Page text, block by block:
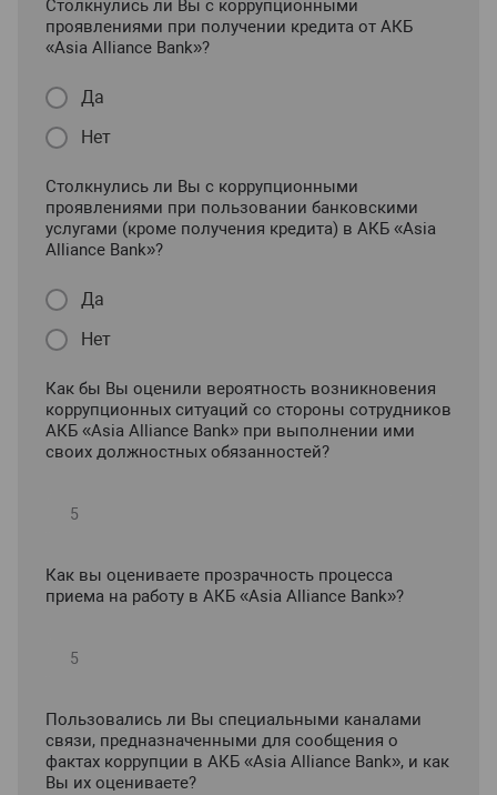
Столкнулись ли Вы с коррупционными
проявлениями при получении кредита от АКБ
«Asia Alliance Bank»?
Да
Нет
Столкнулись ли Вы с коррупционными
проявлениями при пользовании банковскими
услугами (кроме получения кредита) в АКБ «Asia
Alliance Bank»?
Да
Нет
Как бы Вы оценили вероятность возникновения
коррупционных ситуаций со стороны сотрудников
АКБ «Asia Alliance Bank» при выполнении ими
своих должностных обязанностей?
Как вы оцениваете прозрачность процесса
приема на работу в АКБ «Asia Alliance Bank»?
Пользовались ли Вы специальными каналами
связи, предназначенными для сообщения о
фактах коррупции в АКБ «Asia Alliance Bank», и как
Вы их оцениваете?